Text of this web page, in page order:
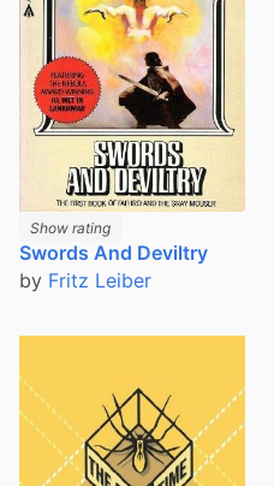
Show rating
Swords And Deviltry
by Fritz Leiber